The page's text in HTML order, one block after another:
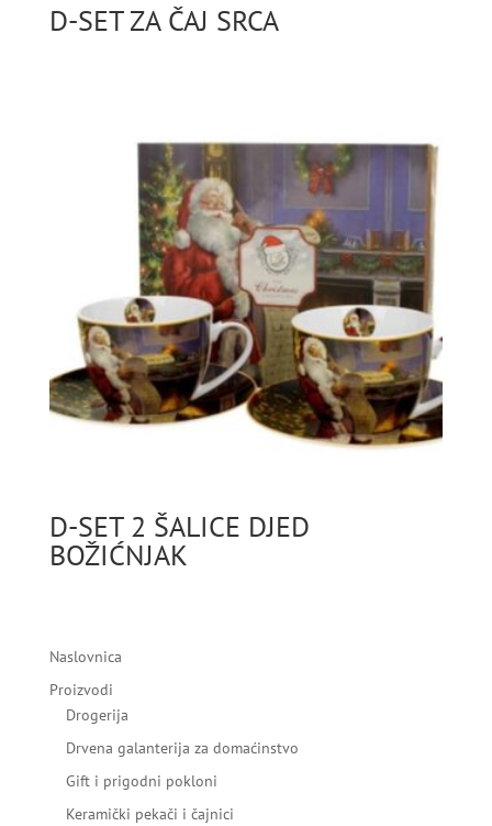
D-SET ZA ČAJ SRCA
D-SET 2 ŠALICE DJED
BOŽIĆNJAK
Naslovnica
Proizvodi
Drogerija
Drvena galanterija za domaćinstvo
Gift i prigodni pokloni
Keramički pekači i čajnici